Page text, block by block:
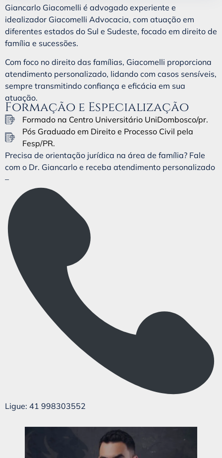
Giancarlo Giacomelli é advogado experiente e
idealizador Giacomelli Advocacia, com atuação em
diferentes estados do Sul e Sudeste, focado em direito de
família e sucessões.
Com foco no direito das famílias, Giacomelli proporciona
atendimento personalizado, lidando com casos sensíveis,
sempre transmitindo confiança e eficácia em sua
atuação.
Formação e Especialização
Formado na Centro Universitário UniDombosco/pr.
Pós Graduado em Direito e Processo Civil pela
Fesp/PR.
Precisa de orientação jurídica na área de família? Fale
com o Dr. Giancarlo e receba atendimento personalizado
–
Ligue: 41 998303552